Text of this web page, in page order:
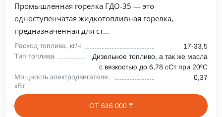
Промышленная горелка ГДО-35 — это
одноступенчатая жидкотопливная горелка,
предназначенная для ст...
Расход топлива, кг/ч
17-33,5
Тип топлива
Дизельное топливо, а так же масла
с вязкостью до 6,78 сСт при 20⁰С
Мощность электродвигателя,
кВт
0,37
ОТ 616 000 ₸